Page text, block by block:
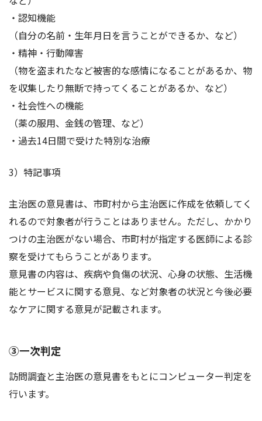
・認知機能
（自分の名前・生年月日を言うことができるか、など）
・精神・行動障害
（物を盗まれたなど被害的な感情になることがあるか、物
を収集したり無断で持ってくることがあるか、など）
・社会性への機能
（薬の服用、金銭の管理、など）
・過去14日間で受けた特別な治療
3）特記事項
主治医の意見書は、市町村から主治医に作成を依頼してく
れるので対象者が行うことはありません。ただし、かかり
つけの主治医がない場合、市町村が指定する医師による診
察を受けてもらうことがあります。
意見書の内容は、疾病や負傷の状況、心身の状態、生活機
能とサービスに関する意見、など対象者の状況と今後必要
なケアに関する意見が記載されます。
③一次判定
訪問調査と主治医の意見書をもとにコンピューター判定を
行います。